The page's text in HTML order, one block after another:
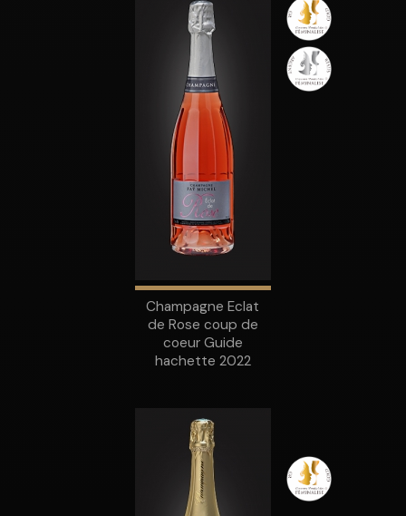
Champagne Eclat
de Rose coup de
coeur Guide
hachette 2022